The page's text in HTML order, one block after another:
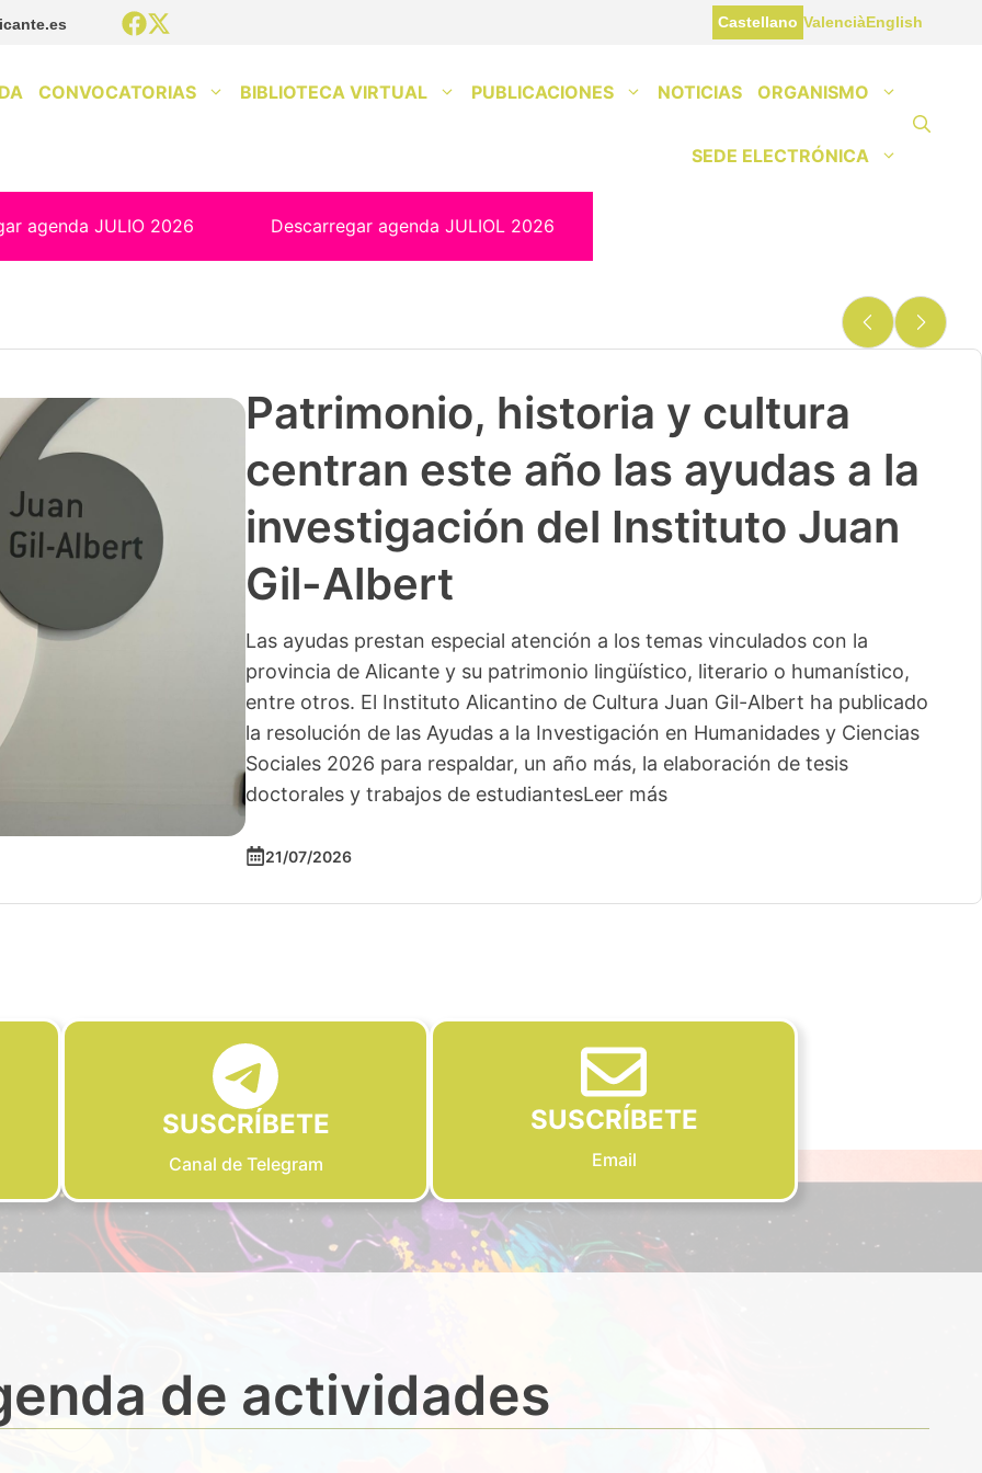
Castellano ValenciàEnglish
CONVOCATORIAS BIBLIOTECA VIRTUAL PUBLICACIONES NOTICIAS ORGANISMO
SEDE ELECTRÓNICA
agenda JULIO 2026 Descarregar agenda JULIOL 2026
Patrimonio, historia y cultura
centran este año las ayudas a la
investigación del Instituto Juan
Gil-Albert
Las ayudas prestan especial atención a los temas vinculados con la
provincia de Alicante y su patrimonio lingüístico, literario o humanístico,
entre otros. El Instituto Alicantino de Cultura Juan Gil-Albert ha publicado
la resolución de las Ayudas a la Investigación en Humanidades y Ciencias
Sociales 2026 para respaldar, un año más, la elaboración de tesis
doctorales y trabajos de estudiantesLeer más
21/07/2026
SUSCRÍBETE
Canal de Telegram
SUSCRÍBETE
Email
de actividades